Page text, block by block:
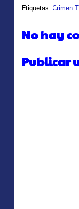
Etiquetas: Crimen
No hay
Publicar